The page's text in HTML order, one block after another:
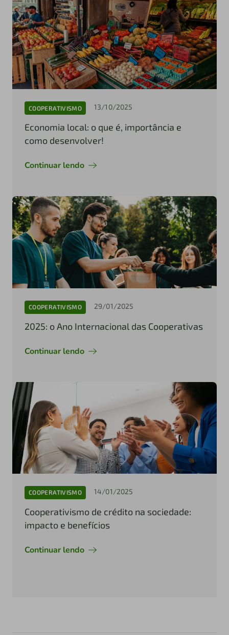
COOPERATIVISMO 13/10/2025
Economia local: o que é, importância e
como desenvolver!
Continuar lendo
COOPERATIVISMO 29/01/2025
2025: o Ano Internacional das Cooperativas
Continuar lendo
COOPERATIVISMO 14/01/2025
Cooperativismo de crédito na sociedade:
impacto e benefícios
Continuar lendo